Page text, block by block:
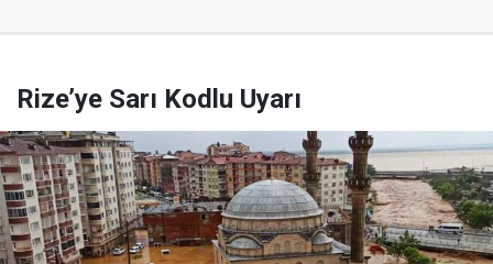
Rize’ye Sarı Kodlu Uyarı